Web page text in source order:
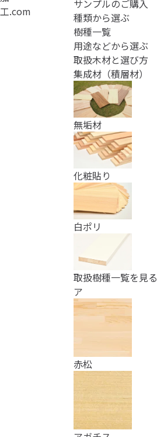
工.com
サンプルのご購入
種類から選ぶ
樹種一覧
用途などから選ぶ
取扱木材と選び方
集成材（積層材）
無垢材
化粧貼り
白ポリ
取扱樹種一覧を見る
ア
赤松